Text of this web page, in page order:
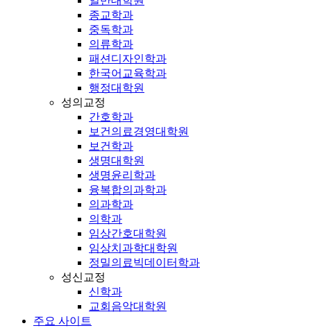
종교학과
중독학과
의류학과
패션디자인학과
한국어교육학과
행정대학원
성의교정
간호학과
보건의료경영대학원
보건학과
생명대학원
생명윤리학과
융복합의과학과
의과학과
의학과
임상간호대학원
임상치과학대학원
정밀의료빅데이터학과
성신교정
신학과
교회음악대학원
주요 사이트